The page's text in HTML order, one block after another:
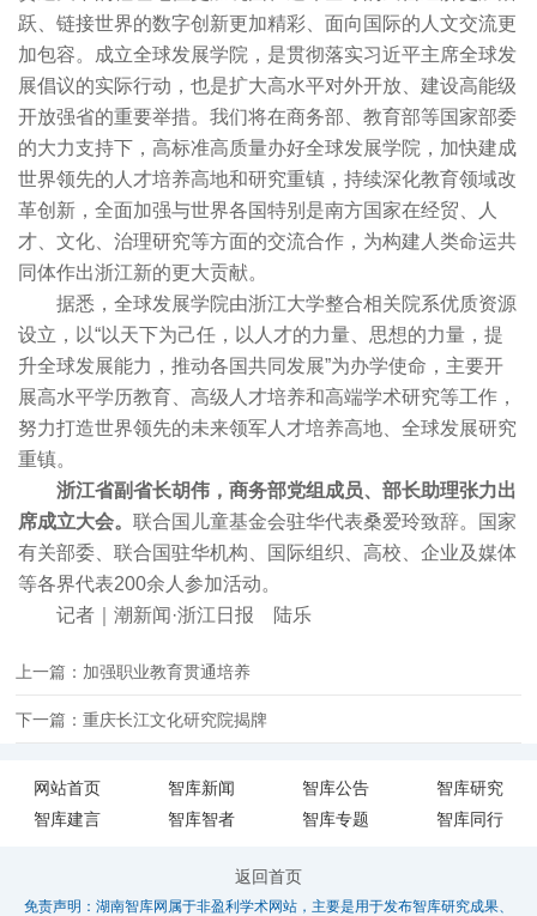
跃、链接世界的数字创新更加精彩、面向国际的人文交流更
加包容。成立全球发展学院，是贯彻落实习近平主席全球发
展倡议的实际行动，也是扩大高水平对外开放、建设高能级
开放强省的重要举措。我们将在商务部、教育部等国家部委
的大力支持下，高标准高质量办好全球发展学院，加快建成
世界领先的人才培养高地和研究重镇，持续深化教育领域改
革创新，全面加强与世界各国特别是南方国家在经贸、人
才、文化、治理研究等方面的交流合作，为构建人类命运共
同体作出浙江新的更大贡献。
据悉，全球发展学院由浙江大学整合相关院系优质资源
设立，以“以天下为己任，以人才的力量、思想的力量，提
升全球发展能力，推动各国共同发展”为办学使命，主要开
展高水平学历教育、高级人才培养和高端学术研究等工作，
努力打造世界领先的未来领军人才培养高地、全球发展研究
重镇。
浙江省副省长胡伟，商务部党组成员、部长助理张力出
席成立大会。 联合国儿童基金会驻华代表桑爱玲致辞。国家
有关部委、联合国驻华机构、国际组织、高校、企业及媒体
等各界代表200余人参加活动。
记者｜潮新闻·浙江日报 陆乐
上一篇：加强职业教育贯通培养
下一篇：重庆长江文化研究院揭牌
网站首页 智库新闻 智库公告
智库研究
智库建言
智库智者 智库专题 智库同行
返回首页
免责声明：湖南智库网属于非盈利学术网站，主要是用于发布智库研究成果、